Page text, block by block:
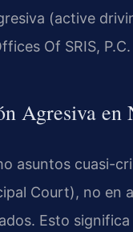
(active
Of SRIS,
Agresiva en
asuntos cuasi-
Court), no en
Esto significa